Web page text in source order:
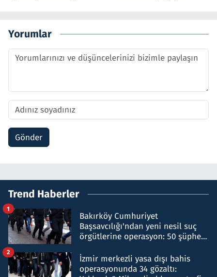
Yorumlar
Gönder
Trend Haberler
Bakırköy Cumhuriyet
Başsavcılığı'ndan yeni nesil suç
örgütlerine operasyon: 50 şüpheli
1
İzmir merkezli yasa dışı bahis
operasyonunda 34 gözaltı:
2